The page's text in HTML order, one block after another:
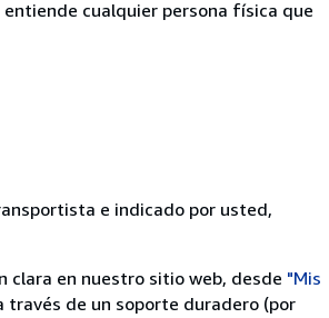
cualquier persona física que
e indicado por usted,
clara en nuestro sitio web, desde "Mis
través de un soporte duradero (por